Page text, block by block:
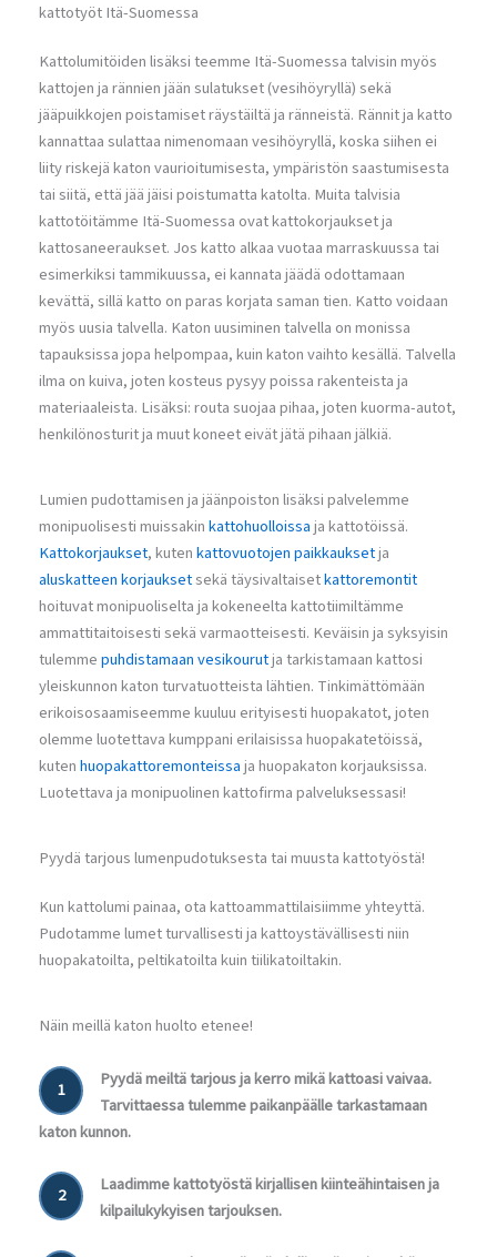
kattotyöt Itä-Suomessa
Kattolumitöiden lisäksi teemme Itä-Suomessa talvisin myös
kattojen ja rännien jään sulatukset (vesihöyryllä) sekä
jääpuikkojen poistamiset räystäiltä ja ränneistä. Rännit ja katto
kannattaa sulattaa nimenomaan vesihöyryllä, koska siihen ei
liity riskejä katon vaurioitumisesta, ympäristön saastumisesta
tai siitä, että jää jäisi poistumatta katolta. Muita talvisia
kattotöitämme Itä-Suomessa ovat kattokorjaukset ja
kattosaneeraukset. Jos katto alkaa vuotaa marraskuussa tai
esimerkiksi tammikuussa, ei kannata jäädä odottamaan
kevättä, sillä katto on paras korjata saman tien. Katto voidaan
myös uusia talvella. Katon uusiminen talvella on monissa
tapauksissa jopa helpompaa, kuin katon vaihto kesällä. Talvella
ilma on kuiva, joten kosteus pysyy poissa rakenteista ja
materiaaleista. Lisäksi: routa suojaa pihaa, joten kuorma-autot,
henkilönosturit ja muut koneet eivät jätä pihaan jälkiä.
Lumien pudottamisen ja jäänpoiston lisäksi palvelemme
monipuolisesti muissakinkattohuolloissaja kattotöissä.
Kattokorjaukset, kutenkattovuotojen paikkauksetja
aluskatteen korjauksetsekä täysivaltaisetkattoremontit
hoituvat monipuoliselta ja kokeneelta kattotiimiltämme
ammattitaitoisesti sekä varmaotteisesti. Keväisin ja syksyisin
tulemmepuhdistamaan vesikourutja tarkistamaan kattosi
yleiskunnon katon turvatuotteista lähtien. Tinkimättömään
erikoisosaamiseemme kuuluu erityisesti huopakatot, joten
olemme luotettava kumppani erilaisissa huopakatetöissä,
kutenhuopakattoremonteissaja huopakaton korjauksissa.
Luotettava ja monipuolinen kattofirma palveluksessasi!
Pyydä tarjous lumenpudotuksesta tai muusta kattotyöstä!
Kun kattolumi painaa, ota kattoammattilaisiimme yhteyttä.
Pudotamme lumet turvallisesti ja kattoystävällisesti niin
huopakatoilta, peltikatoilta kuin tiilikatoiltakin.
Näin meillä katon huolto etenee!
1
Pyydä meiltä tarjous ja kerro mikä kattoasi vaivaa.
Tarvittaessa tulemme paikanpäälle tarkastamaan
katon kunnon.
2
Laadimme kattotyöstä kirjallisen kiinteähintaisen ja
kilpailukykyisen tarjouksen.